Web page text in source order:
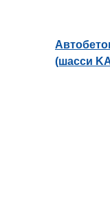
(шасси